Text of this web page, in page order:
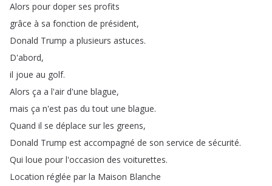
Alors pour doper ses profits
grâce à sa fonction de président,
Donald Trump a plusieurs astuces.
D'abord,
il joue au golf.
Alors ça a l'air d'une blague,
mais ça n'est pas du tout une blague.
Quand il se déplace sur les greens,
Donald Trump est accompagné de son service de sécurité.
Qui loue pour l'occasion des voiturettes.
Location réglée par la Maison Blanche